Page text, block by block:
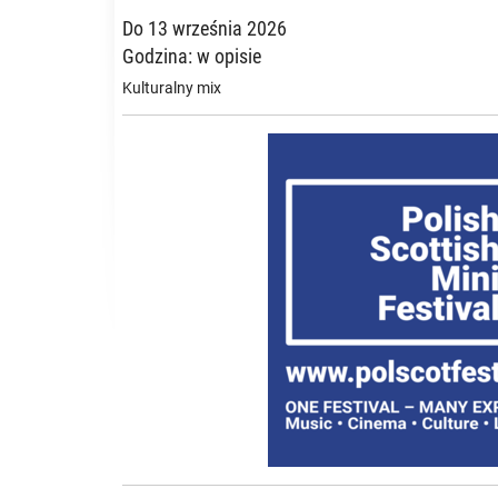
Do 13 września 2026
Godzina: w opisie
Kulturalny mix